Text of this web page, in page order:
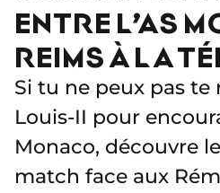
ENTRE L’AS
REIMS À LA
Si tu ne peux pas te
Louis-II pour
Monaco, découvre
match face aux